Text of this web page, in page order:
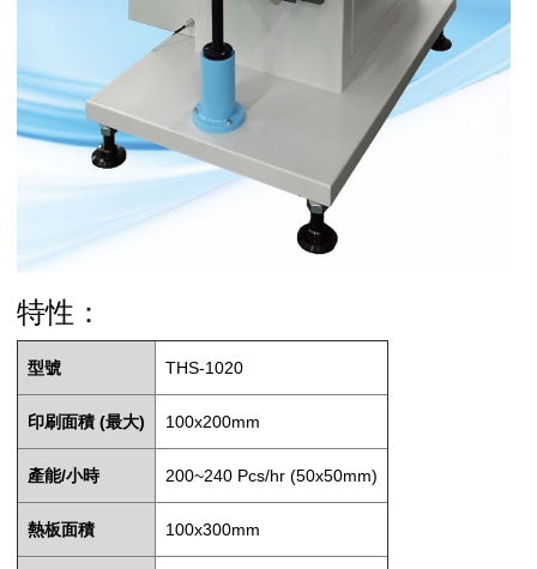
特性：
型號 THS-1020
印刷面積 (最大) 100x200mm
產能/小時 200~240 Pcs/hr (50x50mm)
熱板面積 100x300mm